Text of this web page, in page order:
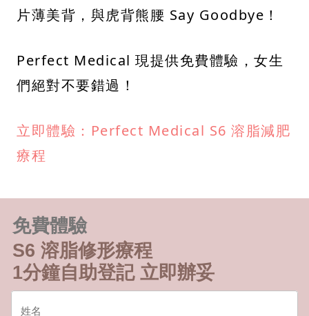
片薄美背，與虎背熊腰 Say Goodbye！
Perfect Medical 現提供免費體驗，女生
們絕對不要錯過！
立即體驗：Perfect Medical S6 溶脂減肥
療程
免費體驗
S6 溶脂修形療程
1分鐘自助登記 立即辦妥